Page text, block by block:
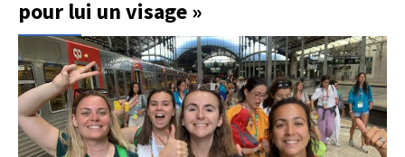
pour lui un visage »